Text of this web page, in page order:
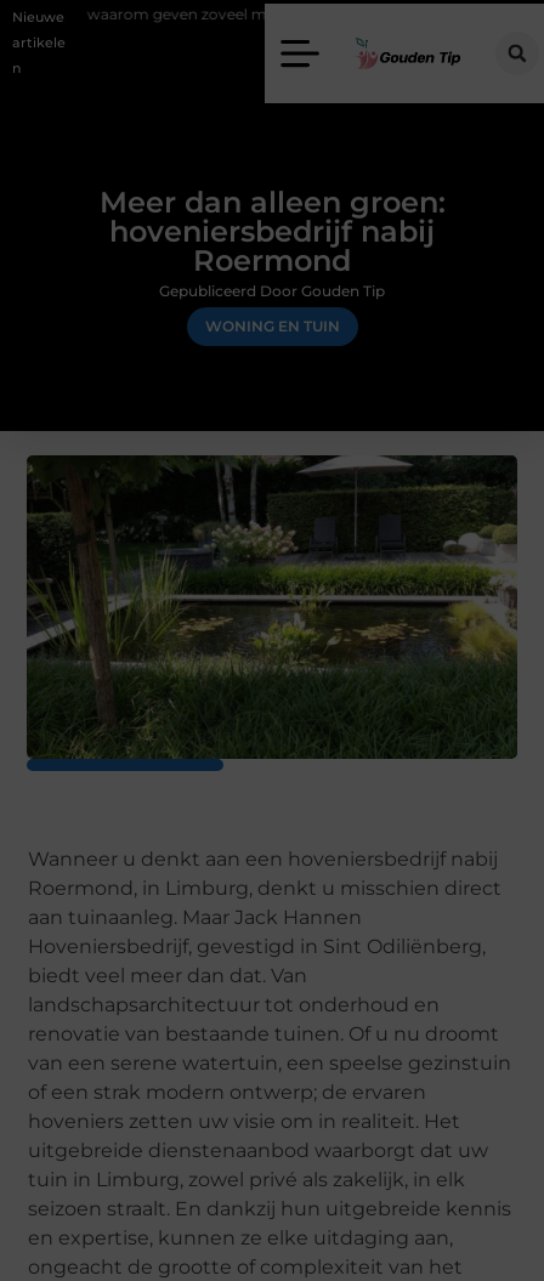
Nieuwe
artikele
n
geven zoveel mensen en wat zijn de mogelijkheden?
Meer dan alleen groen:
hoveniersbedrijf nabij
Roermond
WONING EN TUIN
Gepubliceerd Door Gouden Tip
Wanneer u denkt aan een hoveniersbedrijf nabij
Roermond, in Limburg, denkt u misschien direct
aan tuinaanleg. Maar Jack Hannen
Hoveniersbedrijf, gevestigd in Sint Odiliënberg,
biedt veel meer dan dat. Van
landschapsarchitectuur tot onderhoud en
renovatie van bestaande tuinen. Of u nu droomt
van een serene watertuin, een speelse gezinstuin
of een strak modern ontwerp; de ervaren
hoveniers zetten uw visie om in realiteit. Het
uitgebreide dienstenaanbod waarborgt dat uw
tuin in Limburg, zowel privé als zakelijk, in elk
seizoen straalt. En dankzij hun uitgebreide kennis
en expertise, kunnen ze elke uitdaging aan,
ongeacht de grootte of complexiteit van het